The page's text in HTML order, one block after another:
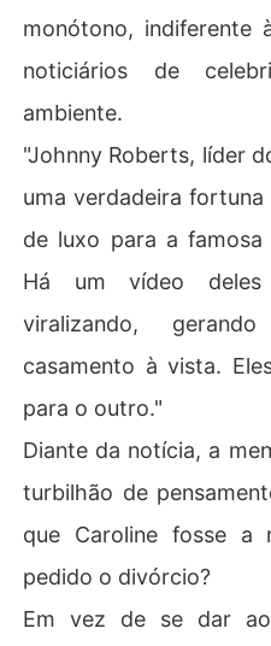
monótono, indiferente
noticiários de
ambiente.
"Johnny Roberts, líder
uma verdadeira
de luxo para a famosa
Há um vídeo deles
viralizando,
casamento à vista.
para o outro."
Diante da notícia, a
turbilhão de
que Caroline fosse a
pedido o divórcio?
Em vez de se dar